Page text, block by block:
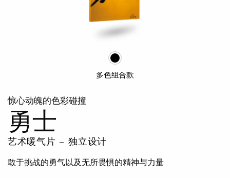
多色组合款
惊心动魄的色彩碰撞
勇士
艺术暖气片 独立设计
敢于挑战的勇气以及无所畏惧的精神与力量